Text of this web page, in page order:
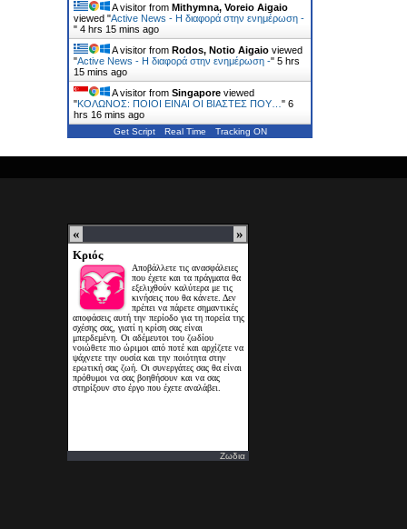
A visitor from Mithymna, Voreio Aigaio
viewed "Active News - Η διαφορά στην ενημέρωση -
" 4 hrs 15 mins ago
A visitor from Rodos, Notio Aigaio viewed
"Active News - Η διαφορά στην ενημέρωση -" 5 hrs
15 mins ago
A visitor from Singapore viewed
"ΚΟΛΩΝΟΣ: ΠΟΙΟΙ ΕΙΝΑΙ ΟΙ ΒΙΑΣΤΕΣ ΠΟΥ… " 6
hrs 16 mins ago
Get Script Real Time Tracking ON
Ζωδια